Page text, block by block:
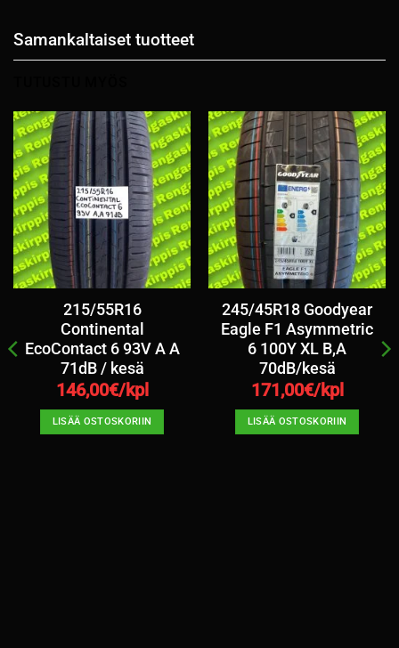
Samankaltaiset tuotteet
215/55R16
Continental
EcoContact 6 93V A A
71dB / kesä
146,00€/kpl
LISÄÄ OSTOSKORIIN
245/45R18 Goodyear
Eagle F1 Asymmetric
6 100Y XL B,A
70dB/kesä
171,00€/kpl
LISÄÄ OSTOSKORIIN